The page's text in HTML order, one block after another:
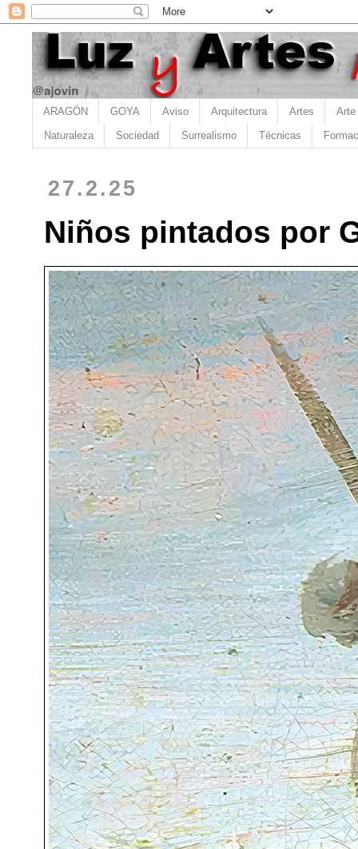
ARAGÓN GOYA Aviso Arquitectura Artes Arte
Naturaleza Sociedad Surrealismo Técnicas
27.2.25
Niños pintados por